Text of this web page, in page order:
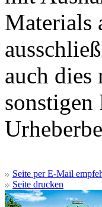
Materials
auch dies
Seite per E-Mail
Seite drucken